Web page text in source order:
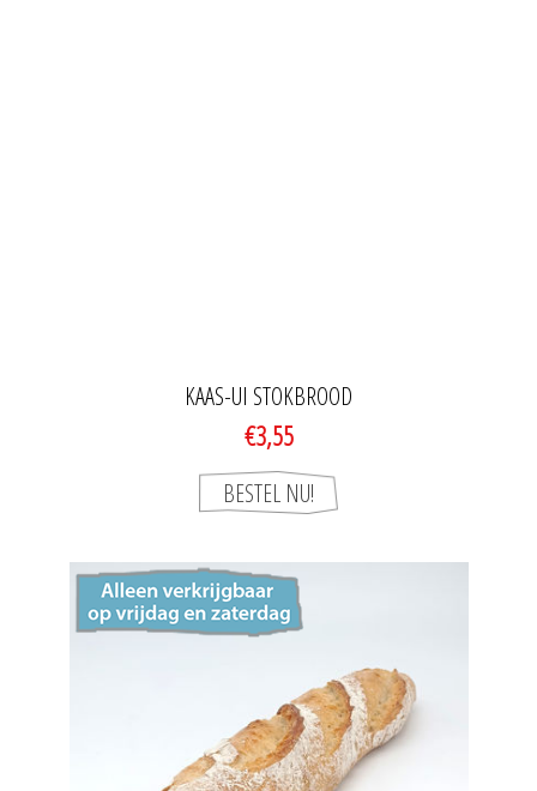
KAAS-UI STOKBROOD
€3,55